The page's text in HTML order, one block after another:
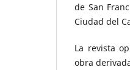
de San
Ciudad del
La revista
obra